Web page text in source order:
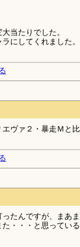
当たりでした。
にしてくれました。
ヴァ２・暴走Ｍと
たんですが、まあ
・・・と思ってい